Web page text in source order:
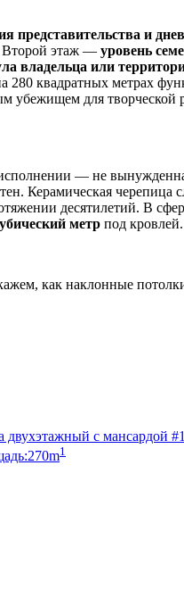
представительства и
Второй этаж — уровень
владельца или
280 квадратных метрах
убежищем для творческой
— не
Керамическая черепица
десятилетий. В
метр под кровлей.
как наклонные
двухэтажный с мансардой
270m1